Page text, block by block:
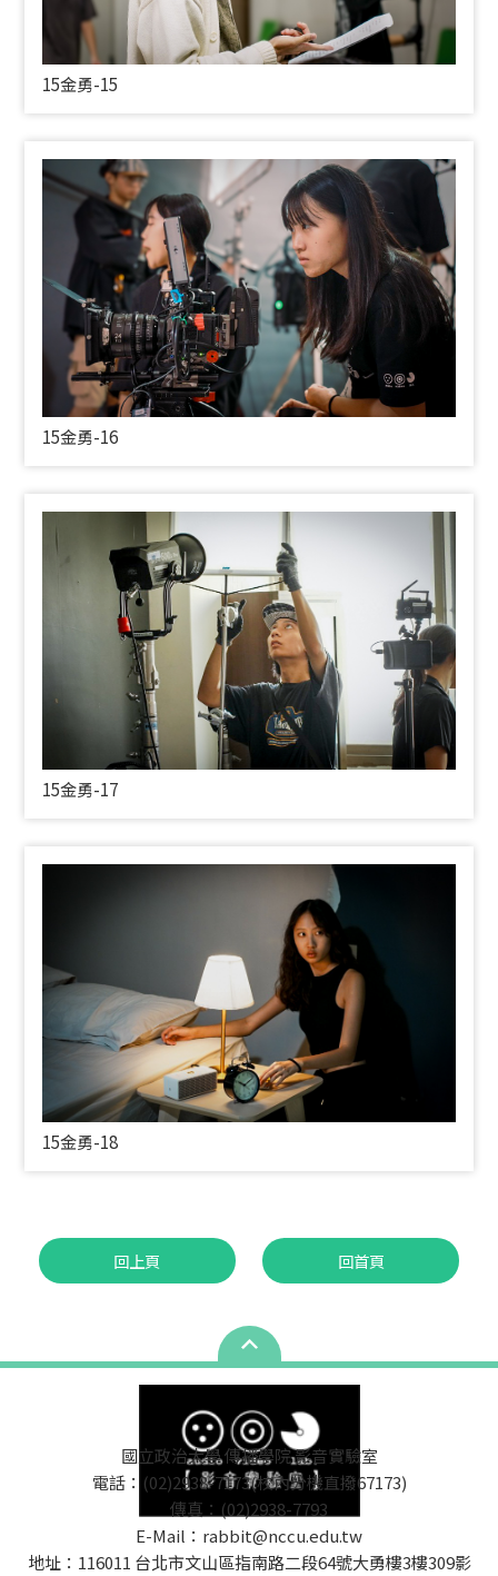
15金勇-15
15金勇-16
15金勇-17
15金勇-18
回上頁 回首頁
國立政治大學 傳播學院 影音實驗室
電話：(02)2938-7173(校內分機直撥67173)
傳真：(02)2938-7793
E-Mail：rabbit@nccu.edu.tw
地址：116011 台北市文山區指南路二段64號大勇樓3樓309影